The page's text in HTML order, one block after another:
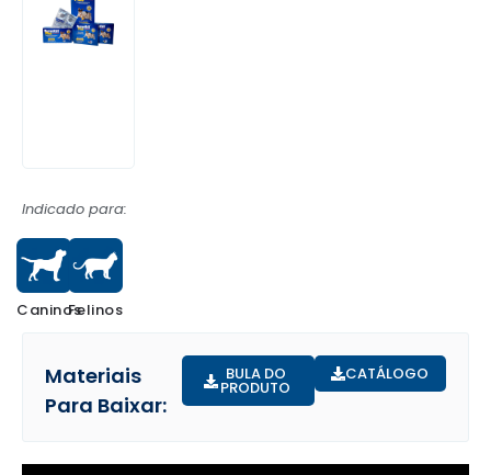
Indicado para:
CaninosFelinos
Materiais
Para Baixar:
BULA DO
PRODUTO
CATÁLOGO